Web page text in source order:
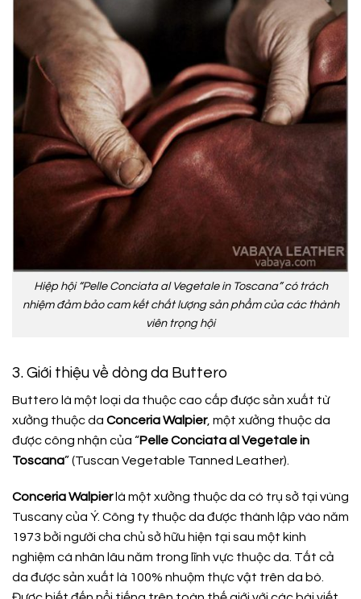
Hiệp hội “Pelle Conciata al Vegetale in Toscana” có trách
nhiệm đảm bảo cam kết chất lượng sản phẩm của các thành
viên trọng hội
3. Giới thiệu về dòng da Buttero
Buttero là một loại da thuộc cao cấp được sản xuất từ
xưởng thuộc da Conceria Walpier, một xưởng thuộc da
được công nhận của “Pelle Conciata al Vegetale in
Toscana” (Tuscan Vegetable Tanned Leather).
Conceria Walpierlà một xưởng thuộc da có trụ sở tại vùng
Tuscany của Ý. Công ty thuộc da được thành lập vào năm
1973 bởi người cha chủ sở hữu hiện tại sau một kinh
nghiệm cá nhân lâu năm trong lĩnh vực thuộc da. Tất cả
da được sản xuất là 100% nhuộm thực vật trên da bò.